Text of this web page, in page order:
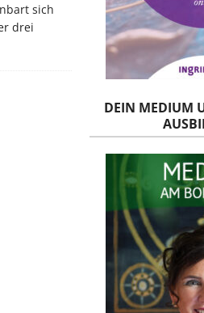
sich
drei
DEIN MEDIUM